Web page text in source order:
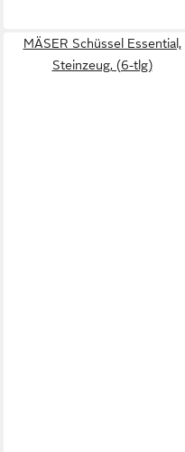
MÄSER Schüssel Essential,
Steinzeug, (6-tlg)